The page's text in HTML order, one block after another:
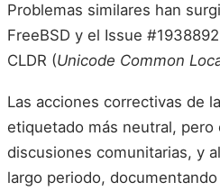
Problemas similares han
FreeBSD y el Issue
CLDR (Unicode Common
Las acciones correctivas de
etiquetado más neutral, pero
discusiones comunitarias, y
largo periodo,